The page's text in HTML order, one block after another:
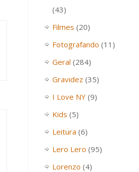
(43)
Filmes (20)
Fotografando (11)
Geral (284)
Gravidez (35)
I Love NY (9)
Kids (5)
Leitura (6)
Lero Lero (95)
Lorenzo (4)